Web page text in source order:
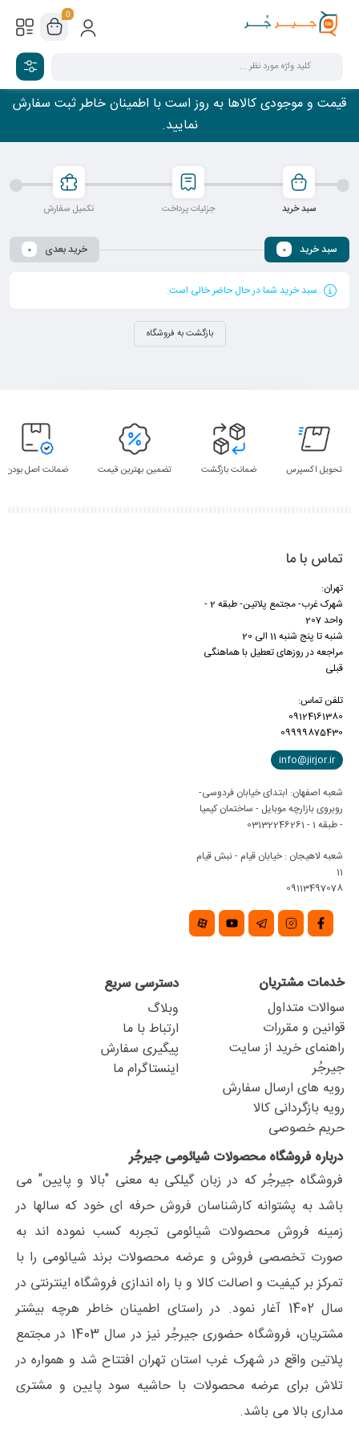
0
قیمت و موجودی کالاها به روز است با اطمینان خاطر ثبت سفارش
نمایید.
سبد خرید جزئیات پرداخت تکمیل سفارش
سبد خرید 0 خرید بعدی 0
سبد خرید شما در حال حاضر خالی است.
بازگشت به فروشگاه
تحویل اکسپرس ضمانت بازگشت تضمین بهترین قیمت ضمانت اصل بودن
تماس با ما
تهران:
شهرک غرب- مجتمع پلاتین- طبقه 2 -
واحد 207
شنبه تا پنج شنبه 11 الی 20
مراجعه در روزهای تعطیل با هماهنگی
قبلی
تلفن تماس:
09124161380
09999875430
info@jirjor.ir
شعبه اصفهان: ابتدای خیابان فردوسی-
روبروی بازارچه موبایل - ساختمان کیمیا
- طبقه 1 - 03132246261
شعبه لاهیجان : خیابان قیام - نبش قیام
11
09113497078
خدمات مشتریان
سوالات متداول
قوانین و مقررات
راهنمای خرید از سایت
جیرجُر
رویه های ارسال سفارش
رویه بازگردانی کالا
حریم خصوصی
دسترسی سریع
وبلاگ
ارتباط با ما
پیگیری سفارش
اینستاگرام ما
درباره فروشگاه محصولات شیائومی جیرجُر
فروشگاه جیرجُر که در زبان گیلکی به معنی "بالا و پایین" می
باشد به پشتوانه کارشناسان فروش حرفه ای خود که سالها در
زمینه فروش محصولات شیائومی تجربه کسب نموده اند به
صورت تخصصی فروش و عرضه محصولات برند شیائومی را با
تمرکز بر کیفیت و اصالت کالا و با راه اندازی فروشگاه اینترنتی در
سال 1402 آغار نمود. در راستای اطمینان خاطر هرچه بیشتر
مشتریان، فروشگاه حضوری جیرجُر نیز در سال 1403 در مجتمع
پلاتین واقع در شهرک غرب استان تهران افتتاح شد و همواره در
تلاش برای عرضه محصولات با حاشیه سود پایین و مشتری
مداری بالا می باشد.